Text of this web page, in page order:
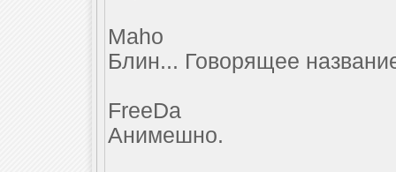
Maho
Блин... Говорящее
FreeDa
Анимешно.